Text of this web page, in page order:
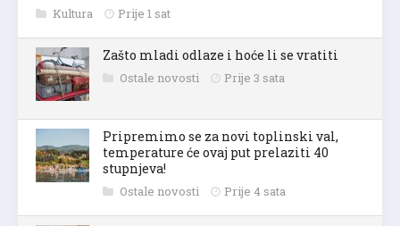
Kultura Prije 1 sat
Zašto mladi odlaze i hoće li se vratiti
Ostale novosti Prije 3 sata
Pripremimo se za novi toplinski val,
temperature će ovaj put prelaziti 40
stupnjeva!
Ostale novosti Prije 4 sata